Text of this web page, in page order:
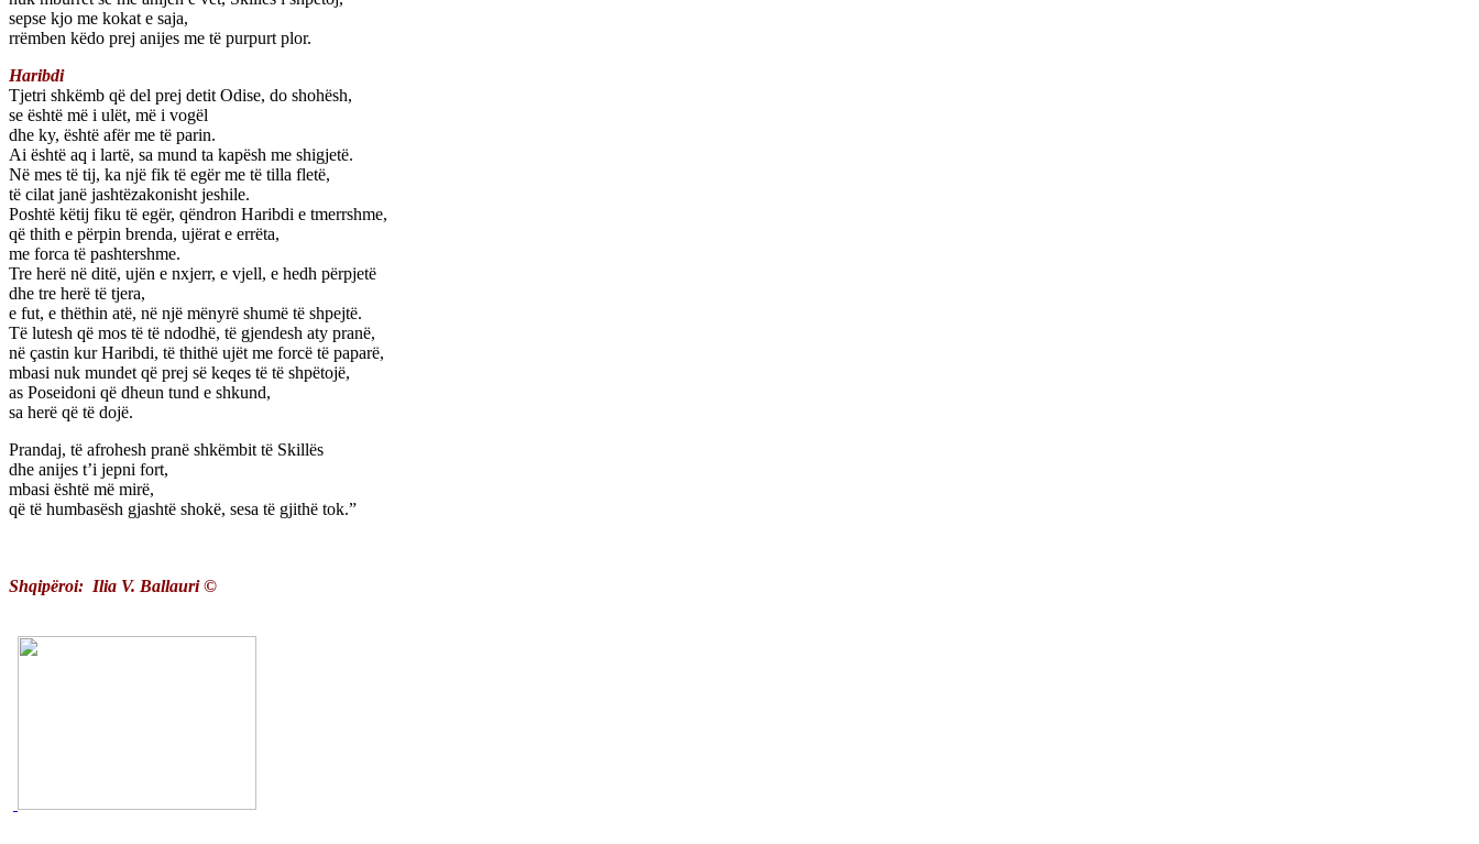
sepse kjo me kokat e saja,
rrëmben këdo prej anijes me të purpurt plor.
Haribdi
Tjetri shkëmb që del prej detit Odise, do shohësh,
se është më i ulët, më i vogël
dhe ky, është afër me të parin.
Ai është aq i lartë, sa mund ta kapësh me shigjetë.
Në mes të tij, ka një fik të egër me të tilla fletë,
të cilat janë jashtëzakonisht jeshile.
Poshtë këtij fiku të egër, qëndron Haribdi e tmerrshme,
që thith e përpin brenda, ujërat e errëta,
me forca të pashtershme.
Tre herë në ditë, ujën e nxjerr, e vjell, e hedh përpjetë
dhe tre herë të tjera,
e fut, e thëthin atë, në një mënyrë shumë të shpejtë.
Të lutesh që mos të të ndodhë, të gjendesh aty pranë,
në çastin kur Haribdi, të thithë ujët me forcë të paparë,
mbasi nuk mundet që prej së keqes të të shpëtojë,
as Poseidoni që dheun tund e shkund,
sa herë që të dojë.
Prandaj, të afrohesh pranë shkëmbit të Skillës
dhe anijes t’i jepni fort,
mbasi është më mirë,
që të humbasësh gjashtë shokë, sesa të gjithë tok.”
Shqipëroi: Ilia V. Ballauri ©